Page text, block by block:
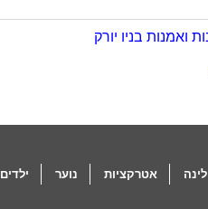
ואמנות בניו יורק
לינה אטרקציות נוער ילדים